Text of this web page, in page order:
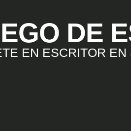
DE
EN ESCRITOR